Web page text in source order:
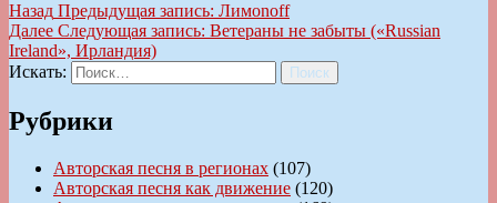
Назад Предыдущая запись: Лимоnoff
Далее Следующая запись: Ветераны не забыты («Russian
Ireland», Ирландия)
Искать:
Поиск
Рубрики
Авторская песня в регионах (107)
Авторская песня как движение (120)